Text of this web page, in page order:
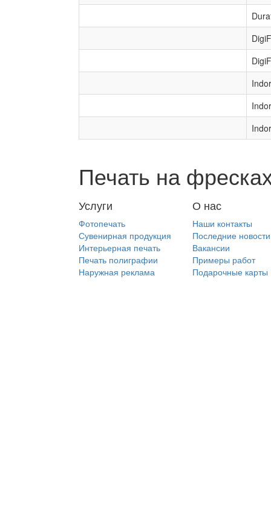
Печать на
Услуги
Фотопечать
Сувенирная продукция
Интерьерная печать
Печать полиграфии
Наружная реклама
О нас
Наши контакты
Последние новости
Вакансии
Примеры работ
Подарочные карты